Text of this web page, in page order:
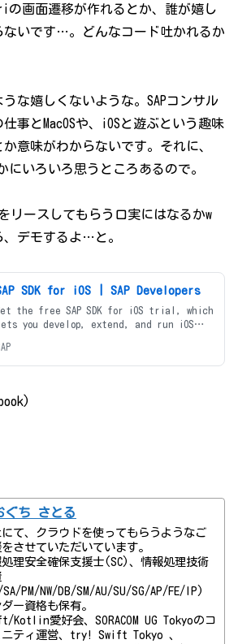
の画面遷移が作れるとか、誰が嬉し
ないです…。どんなコード吐かれるか
な嬉しくないような。SAPコンサル
事とMacOSや、iOSと遊ぶという趣味
意味がわからないです。それに、
にいろいろ思うところあるので。
リースしてもらう口実にはなるかw
、デモするよ…と。
SDK for iOS | SAP Developers
the free SAP SDK for iOS trial, which
lets you develop, extend, and run iOS
ぐち さとる
にて、クラウドを使ってもらうようなご
させていただいています。
理安全確保支援士(SC)、情報処理技術
PM/NW/DB/SM/AU/SU/SG/AP/FE/IP)
ー資格も保有。
Kotlin愛好会、SORACOM UG Tokyoのコ
ニティ運営、try! Swift Tokyo 、